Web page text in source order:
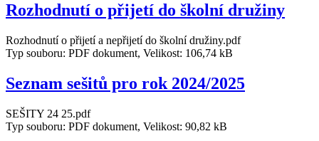
Rozhodnutí o přijetí do školní družiny
Rozhodnutí o přijetí a nepřijetí do školní družiny.pdf
Typ souboru: PDF dokument, Velikost: 106,74 kB
Seznam sešitů pro rok 2024/2025
SEŠITY 24 25.pdf
Typ souboru: PDF dokument, Velikost: 90,82 kB